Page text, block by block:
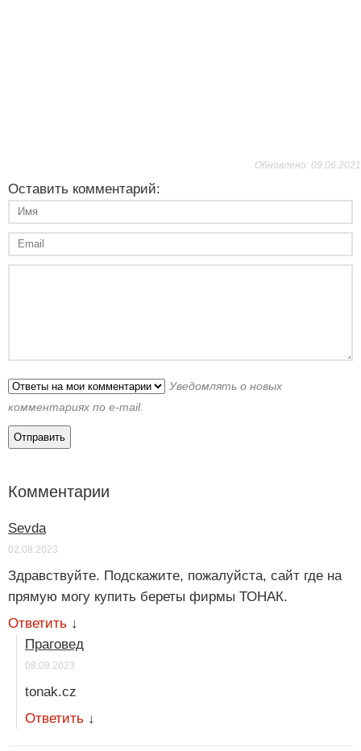
Обновлено: 09.06.2021
Оставить комментарий:
Уведомлять о новых
комментариях по e-mail.
Комментарии
Sevda
02.08.2023
Здравствуйте. Подскажите, пожалуйста, сайт где на
прямую могу купить береты фирмы ТОНАК.
Ответить ↓
Праговед
08.09.2023
tonak.cz
Ответить ↓